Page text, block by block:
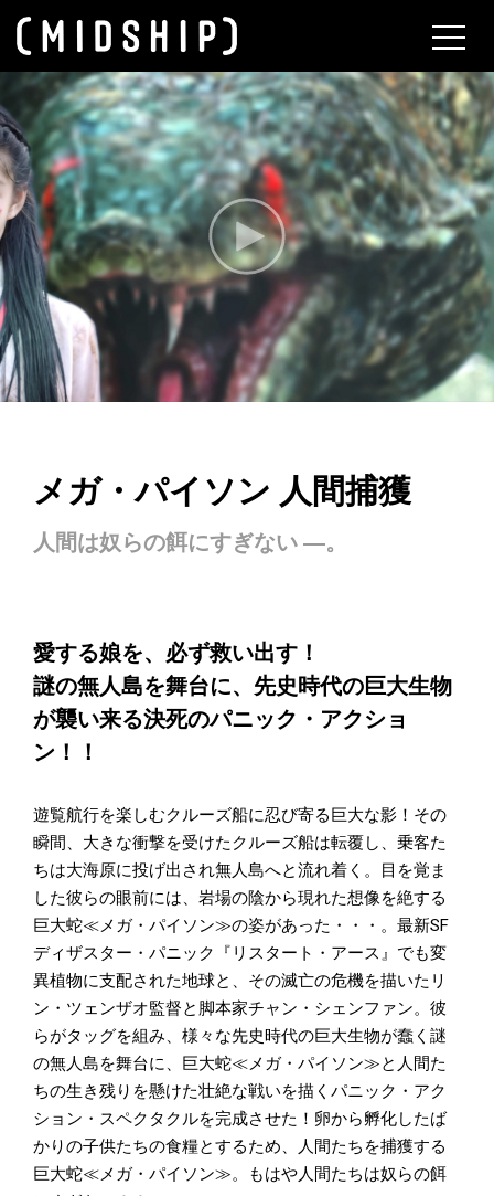
メガ・パイソン 人間捕獲
人間は奴らの餌にすぎない ―。
愛する娘を、必ず救い出す！
謎の無人島を舞台に、先史時代の巨大生物
が襲い来る決死のパニック・アクショ
ン！！
遊覧航行を楽しむクルーズ船に忍び寄る巨大な影！その
瞬間、大きな衝撃を受けたクルーズ船は転覆し、乗客た
ちは大海原に投げ出され無人島へと流れ着く。目を覚ま
した彼らの眼前には、岩場の陰から現れた想像を絶する
巨大蛇≪メガ・パイソン≫の姿があった・・・。最新SF
ディザスター・パニック『リスタート・アース』でも変
異植物に支配された地球と、その滅亡の危機を描いたリ
ン・ツェンザオ監督と脚本家チャン・シェンファン。彼
らがタッグを組み、様々な先史時代の巨大生物が蠢く謎
の無人島を舞台に、巨大蛇≪メガ・パイソン≫と人間た
ちの生き残りを懸けた壮絶な戦いを描くパニック・アク
ション・スペクタクルを完成させた！卵から孵化したば
かりの子供たちの食糧とするため、人間たちを捕獲する
巨大蛇≪メガ・パイソン≫。もはや人間たちは奴らの餌
About